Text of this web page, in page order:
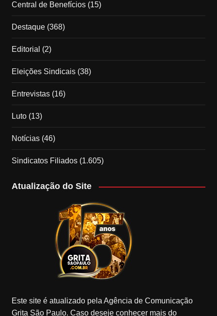
Central de Benefícios(15)
Destaque(368)
Editorial (2)
Eleições Sindicais(38)
Entrevistas(16)
Luto(13)
Notícias(46)
Sindicatos Filiados(1.605)
Atualização do Site
Este site é atualizado pela Agência de Comunicação
Grita São Paulo. Caso deseje conhecer mais do